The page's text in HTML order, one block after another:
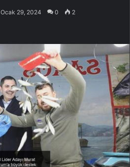
Ocak 29, 2024 0 2